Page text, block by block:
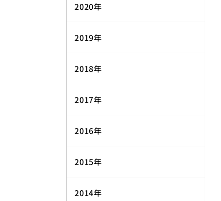
2020年
2019年
2018年
2017年
2016年
2015年
2014年